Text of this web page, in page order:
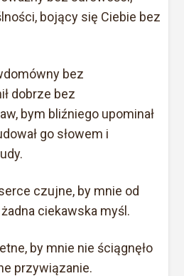
bojący się Ciebie bez
bez
dobrze bez
bym bliźniego upominał
go słowem i
czujne, by mnie od
ciekawska myśl.
by mnie nie ściągnęło
przywiązanie.